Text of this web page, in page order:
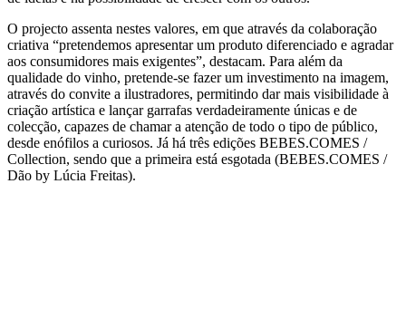
O projecto assenta nestes valores, em que através da colaboração
criativa “pretendemos apresentar um produto diferenciado e agradar
aos consumidores mais exigentes”, destacam. Para além da
qualidade do vinho, pretende-se fazer um investimento na imagem,
através do convite a ilustradores, permitindo dar mais visibilidade à
criação artística e lançar garrafas verdadeiramente únicas e de
colecção, capazes de chamar a atenção de todo o tipo de público,
desde enófilos a curiosos. Já há três edições BEBES.COMES /
Collection, sendo que a primeira está esgotada (BEBES.COMES /
Dão by Lúcia Freitas).